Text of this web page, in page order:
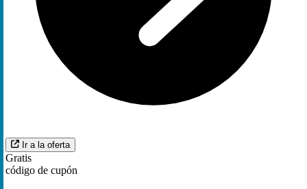
Ir a la oferta
Gratis
código de cupón